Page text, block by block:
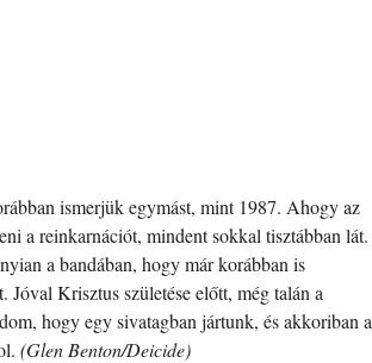
ismerjük egymást, mint 1987. Ahogy az
a reinkarnációt, mindent sokkal tisztábban lát.
a bandában, hogy már korábban is
Jóval Krisztus születése előtt, még talán a
hogy egy sivatagban jártunk, és akkoriban a
(Glen Benton/Deicide)